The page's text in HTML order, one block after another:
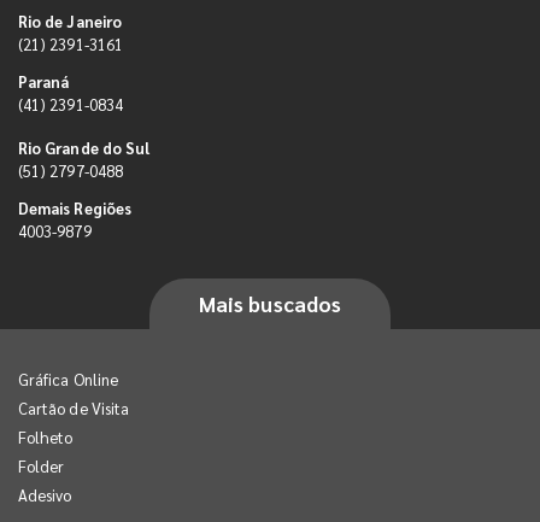
Rio de Janeiro
(21) 2391-3161
Paraná
(41) 2391-0834
Rio Grande do Sul
(51) 2797-0488
Demais Regiões
4003-9879
Mais buscados
Gráfica Online
Cartão de Visita
Folheto
Folder
Adesivo